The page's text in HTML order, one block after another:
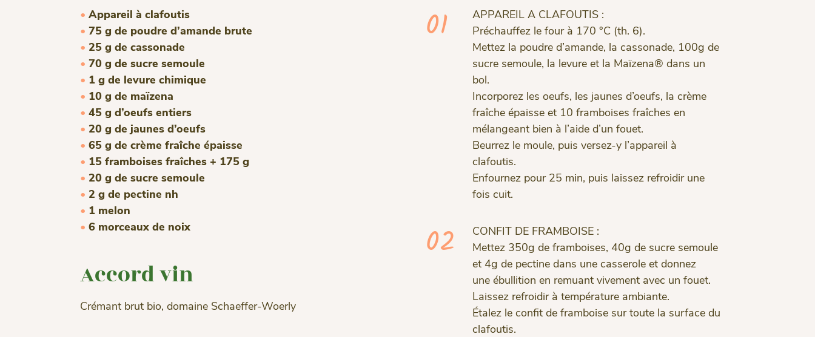
Appareil à clafoutis
75 g de poudre d’amande brute
25 g de cassonade
70 g de sucre semoule
1 g de levure chimique
10 g de maïzena
45 g d’oeufs entiers
20 g de jaunes d’oeufs
65 g de crème fraîche épaisse
15 framboises fraîches + 175 g
20 g de sucre semoule
2 g de pectine nh
1 melon
6 morceaux de noix
Accord vin
Crémant brut bio, domaine Schaeffer-Woerly
01
APPAREIL A CLAFOUTIS :
Préchauffez le four à 170 °C (th. 6).
Mettez la poudre d’amande, la cassonade, 100g de
sucre semoule, la levure et la Maïzena® dans un
bol.
Incorporez les oeufs, les jaunes d’oeufs, la crème
fraîche épaisse et 10 framboises fraîches en
mélangeant bien à l’aide d’un fouet.
Beurrez le moule, puis versez-y l’appareil à
clafoutis.
Enfournez pour 25 min, puis laissez refroidir une
fois cuit.
02
CONFIT DE FRAMBOISE :
Mettez 350g de framboises, 40g de sucre semoule
et 4g de pectine dans une casserole et donnez
une ébullition en remuant vivement avec un fouet.
Laissez refroidir à température ambiante.
Étalez le confit de framboise sur toute la surface du
clafoutis.